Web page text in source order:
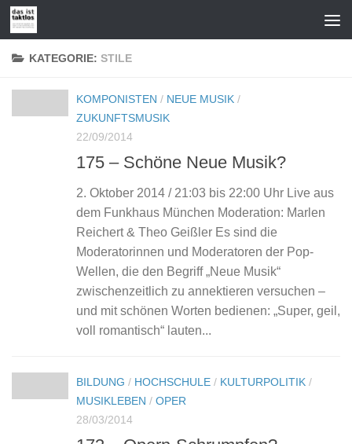
Zum Inhalt springen
KATEGORIE: STILE
KOMPONISTEN / NEUE MUSIK /
ZUKUNFTSMUSIK
22/09/2014
175 – Schöne Neue Musik?
2. Oktober 2014 / 21:03 bis 22:00 Uhr Live aus
dem Funkhaus München Moderation: Marlen
Reichert & Theo Geißler Es sind die
Moderatorinnen und Moderatoren der Pop-
Wellen, die den Begriff „Neue Musik“
zwischenzeitlich zu annektieren versuchen –
und mit schönen Worten bedienen: „Super, geil,
voll romantisch“ lauten...
BILDUNG / HOCHSCHULE / KULTURPOLITIK /
MUSIKLEBEN / OPER
28/03/2014